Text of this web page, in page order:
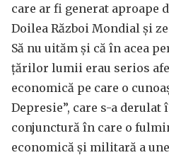
care ar fi generat aproape
Doilea Război Mondial și
Să nu uităm și că în acea
țărilor lumii erau serios
economică pe care o
Depresie”, care s-a derulat
conjunctură în care o
economică și militară a